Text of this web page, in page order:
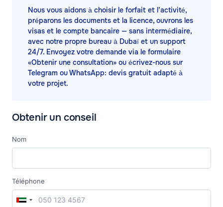
Nous vous aidons à choisir le forfait et l’activité,
préparons les documents et la licence, ouvrons les
visas et le compte bancaire — sans intermédiaire,
avec notre propre bureau à Dubaï et un support
24/7. Envoyez votre demande via le formulaire
«Obtenir une consultation» ou écrivez-nous sur
Telegram ou WhatsApp: devis gratuit adapté à
votre projet.
Obtenir un conseil
Nom
Téléphone